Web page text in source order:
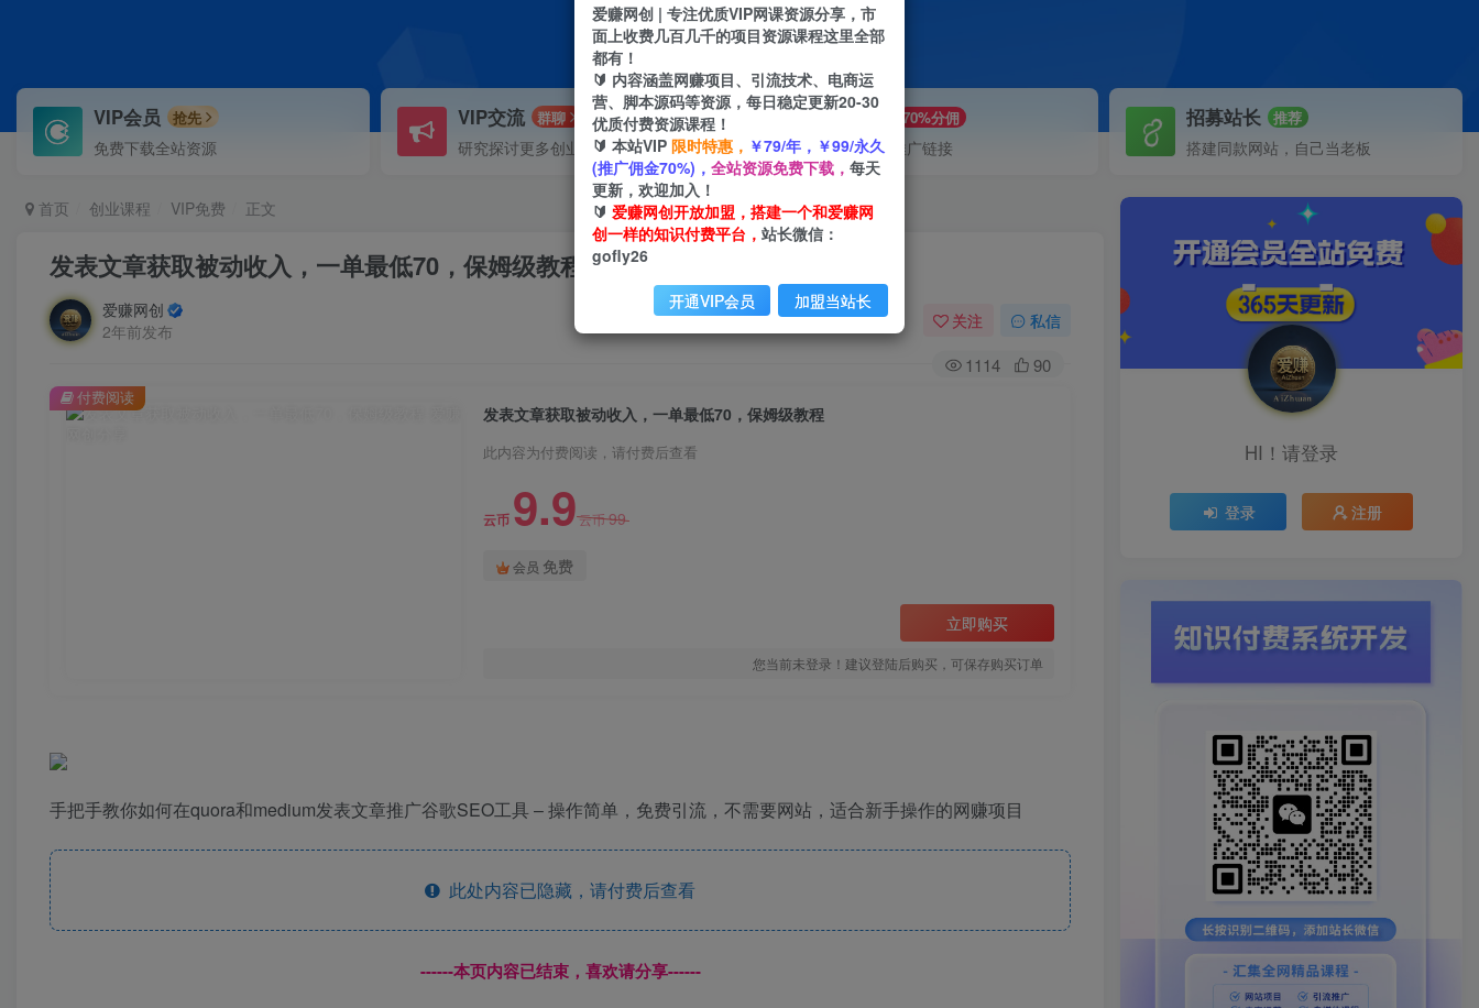
VIP会员 抢先
免费下载全站资源
VIP交流 群聊
研究探讨更多创业项目路子。
VIP推广 70%分佣
会员专属推广链接
招募站长 推荐
搭建同款网站，自己当老板
首页 创业课程 VIP免费 正文
发表文章获取被动收入，一单最低70，保姆级教程
爱赚网创
2年前发布
关注 私信
1114 90
发表文章获取被动收入，一单最低70，保姆级教程
此内容为付费阅读，请付费后查看
云币 9.9云币99
会员 免费
立即购买
您当前未登录！建议登陆后购买，可保存购买订单
付费阅读
手把手教你如何在quora和medium发表文章推广谷歌SEO工具 – 操作简单，免费引流，不需要网站，适合新手操作的网赚项目
此处内容已隐藏，请付费后查看
------本页内容已结束，喜欢请分享------
HI！请登录
登录 注册
爱赚网创 | 专注优质VIP网课资源分享，市
面上收费几百几千的项目资源课程这里全部
都有！
🔰 内容涵盖网赚项目、引流技术、电商运
营、脚本源码等资源，每日稳定更新20-30
优质付费资源课程！
🔰 本站VIP 限时特惠， ￥79/年，￥99/永久
(推广佣金70%)， 全站资源免费下载， 每天
更新，欢迎加入！
🔰 爱赚网创开放加盟，搭建一个和爱赚网
创一样的知识付费平台， 站长微信：
gofly26
开通VIP会员 加盟当站长